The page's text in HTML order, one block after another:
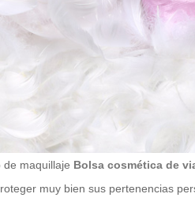
de maquillaje Bolsa cosmética de
muy bien sus pertenencias